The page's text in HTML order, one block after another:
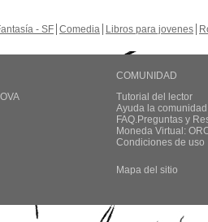
- SF Comedia Libros para jovenes
COMUNIDAD
Tutorial del lector
Ayuda la
FAQ.Preguntas y
Moneda Virtual:
Condiciones de uso
Mapa del sitio